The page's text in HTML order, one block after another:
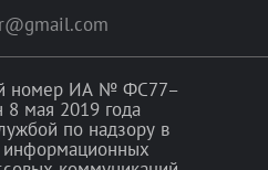
номер ИА № ФС77–
8 мая 2019 года
по надзору в
информационных